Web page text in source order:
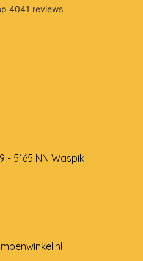
5165 NN Waspik